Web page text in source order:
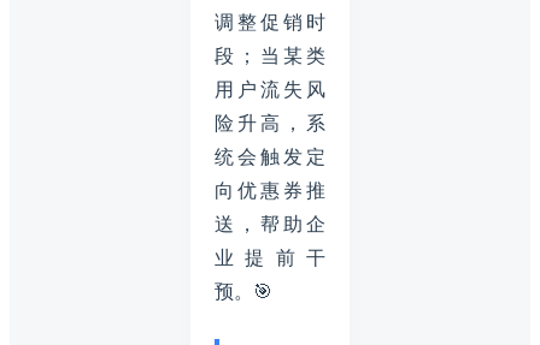
调整促销时
段；当某类
用户流失风
险升高，系
统会触发定
向优惠券推
送，帮助企
业提前干
预。🎯